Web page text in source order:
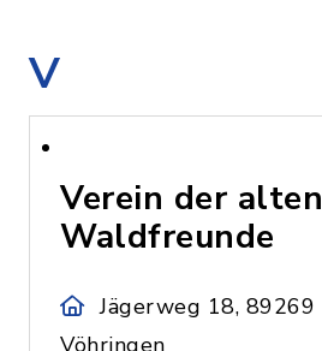
V
Verein der alten
Waldfreunde
Jägerweg 18, 89269
Vöhringen